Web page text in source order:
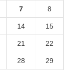
7 8
14 15
21 22
28 29